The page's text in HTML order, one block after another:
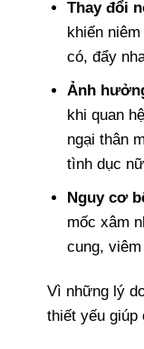
Thay đổi
khiến
có, đẩy
Ảnh
khi quan
ngại thân
tình dục
Nguy cơ
mốc xâm
cung,
Vì những lý
thiết yếu